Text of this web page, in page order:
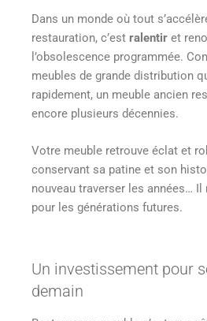
Dans un monde où tout
restauration, c’est ralentir et
l’obsolescence programmée.
meubles de grande distribution
rapidement, un meuble ancien
encore plusieurs décennies.
Votre meuble retrouve éclat et
conservant sa patine et son
nouveau traverser les années…
pour les générations futures.
Un investissement pour
demain